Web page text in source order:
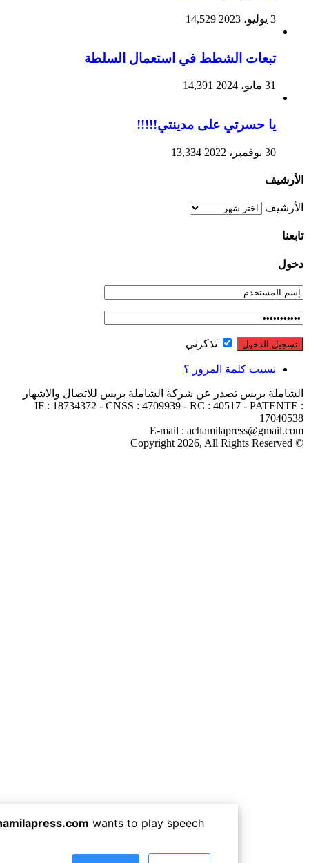
14,529
الشطط في استعمال السلطة
14,391
حسرتي على مدينتي!!!!!
13,334
تذكرني
كلمة المرور ؟
بريس تصدر عن شركة الشاملة بريس للاتصال والاشهار
IF : 18734372 - CNSS : 4709939 - RC : 40517 -
E-mail :
wants to play speech